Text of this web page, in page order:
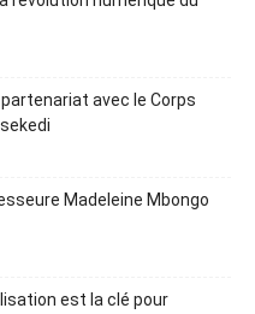
avec le Corps
Madeleine Mbongo
est la clé pour